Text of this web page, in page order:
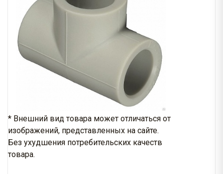
* Внешний вид товара может отличаться от
изображений, представленных на сайте.
Без ухудшения потребительских качеств
товара.